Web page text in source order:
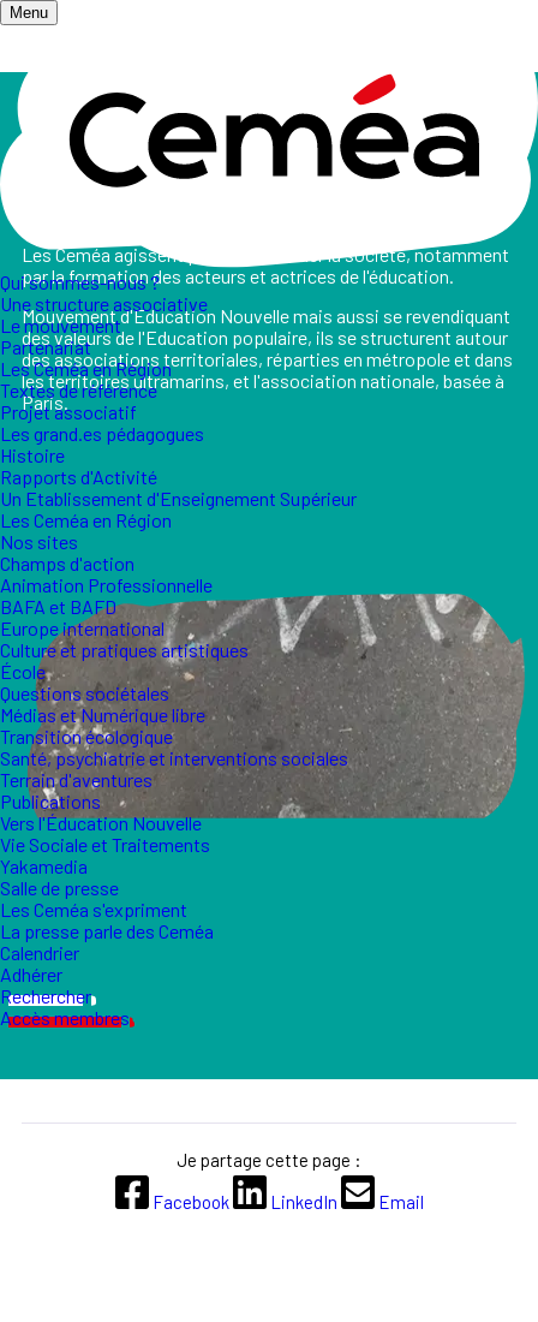
Menu
Qui sommes-nous ?
Une structure associative
Le mouvement
Partenariat
Les Ceméa en Région
Textes de référence
Projet associatif
Les grand.es pédagogues
Histoire
Rapports d'Activité
Un Etablissement d'Enseignement Supérieur
Les Ceméa en Région
Nos sites
Champs d'action
Animation Professionnelle
BAFA et BAFD
Europe international
Culture et pratiques artistiques
École
Questions sociétales
Médias et Numérique libre
Transition écologique
Santé, psychiatrie et interventions sociales
Terrain d'aventures
Publications
Vers l'Éducation Nouvelle
Vie Sociale et Traitements
Yakamedia
Salle de presse
Les Ceméa s'expriment
La presse parle des Ceméa
Calendrier
Adhérer
Rechercher
Accès membres
Accueil/ Qui sommes-nous ?
Qui sommes-nous ?
Les Ceméa agissent pour transformer la société, notamment
par la formation des acteurs et actrices de l'éducation.
Mouvement d'Education Nouvelle mais aussi se revendiquant
des valeurs de l'Education populaire, ils se structurent autour
des associations territoriales, réparties en métropole et dans
les territoires ultramarins, et l'association nationale, basée à
Paris.
Je partage cette page :
Facebook
LinkedIn Email